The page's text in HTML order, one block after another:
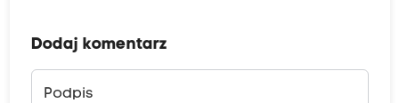
Dodaj komentarz
Podpis